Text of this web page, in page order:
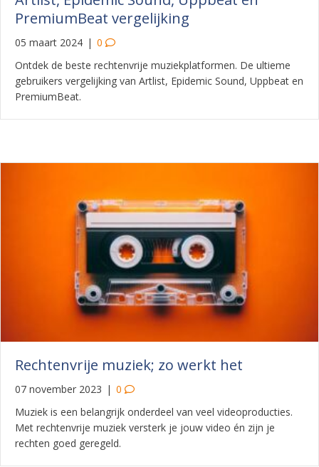
PremiumBeat vergelijking
05 maart 2024 | 0
Ontdek de beste rechtenvrije muziekplatformen. De ultieme
gebruikers vergelijking van Artlist, Epidemic Sound, Uppbeat en
PremiumBeat.
Rechtenvrije muziek; zo werkt het
07 november 2023 | 0
Muziek is een belangrijk onderdeel van veel videoproducties.
Met rechtenvrije muziek versterk je jouw video én zijn je
rechten goed geregeld.